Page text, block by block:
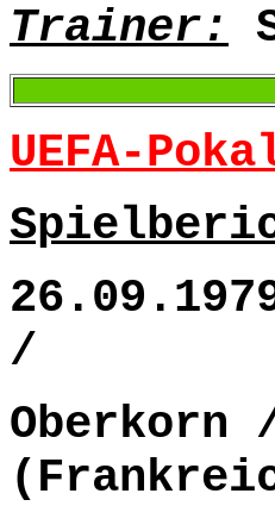
Trainer:
UEFA-
/
Oberkorn